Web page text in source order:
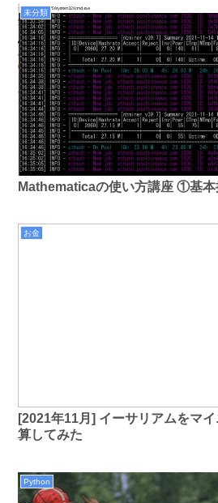
未分類
Mathematicaの使い方講座 ①基本
お金
[2021年11月] イーサリアムをマ
算してみた
Python